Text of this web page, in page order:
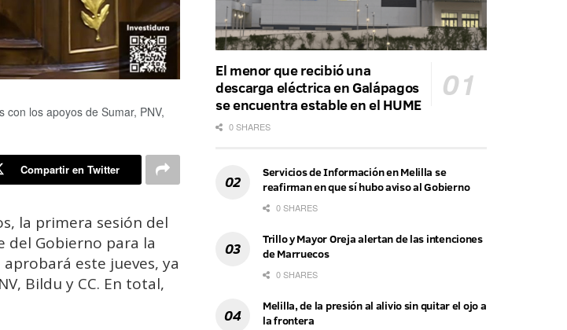
los apoyos de Sumar, PNV,
Compartir en Twitter
la primera sesión del
del Gobierno para la
este jueves, ya
Bildu y CC. En total,
El menor que recibió una
descarga eléctrica en Galápagos
se encuentra estable en el HUME
0 SHARES
Servicios de Información en Melilla se
reafirman en que sí hubo aviso al Gobierno
0 SHARES
Trillo y Mayor Oreja alertan de las intenciones
de Marruecos
0 SHARES
Melilla, de la presión al alivio sin quitar el ojo a
la frontera